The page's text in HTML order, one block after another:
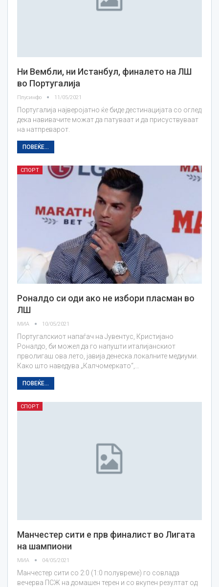
Ни Вембли, ни Истанбул, финалето на ЛШ
во Португалија
Плусинфо 11/05/2021
Португалија најверојатно ќе биде дестинацијата со оглед
дека навивачите можат да патуваат и да присуствуваат
на натпреварот.
ПОВЕЌЕ...
СПОРТ
Роналдо си оди ако не избори пласман во
ЛШ
МИА 10/05/2021
Португалскиот напаѓач на Јувентус, Кристијано
Роналдо, би можел да го напушти италијанскиот
прволигаш ова лето, јавија денеска локалните медиуми.
Како што наведува „Калчомеркато“,…
ПОВЕЌЕ...
СПОРТ
Манчестер сити е прв финалист во Лигата
на шампиони
МИА 04/05/2021
Манчестер сити со 2:0 (1:0 полувреме) го совлада
вечерва ПСЖ на домашен терен и со вкупен резултат од